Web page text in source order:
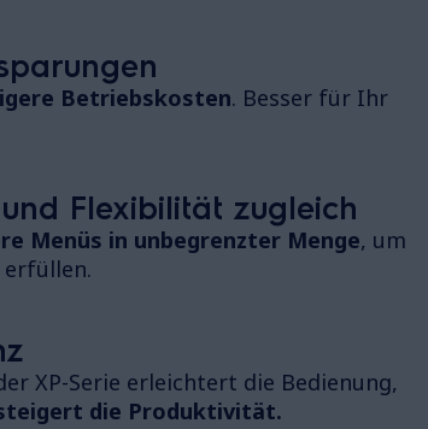
Betriebskosten. Besser für Ihr
Flexibilität zugleich
Menüs in unbegrenzter Menge, um
erfüllen.
XP-Serie erleichtert die Bedienung,
die Produktivität.